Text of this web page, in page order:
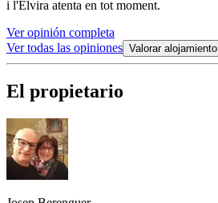
i l'Elvira atenta en tot moment.
Ver opinión completa
Ver todas las opiniones Valorar alojamiento
El propietario